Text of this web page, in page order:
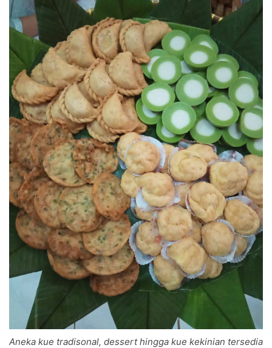
Aneka kue tradisonal, dessert hingga kue kekinian tersedia